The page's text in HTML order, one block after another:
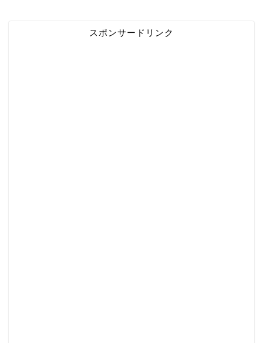
スポンサードリンク